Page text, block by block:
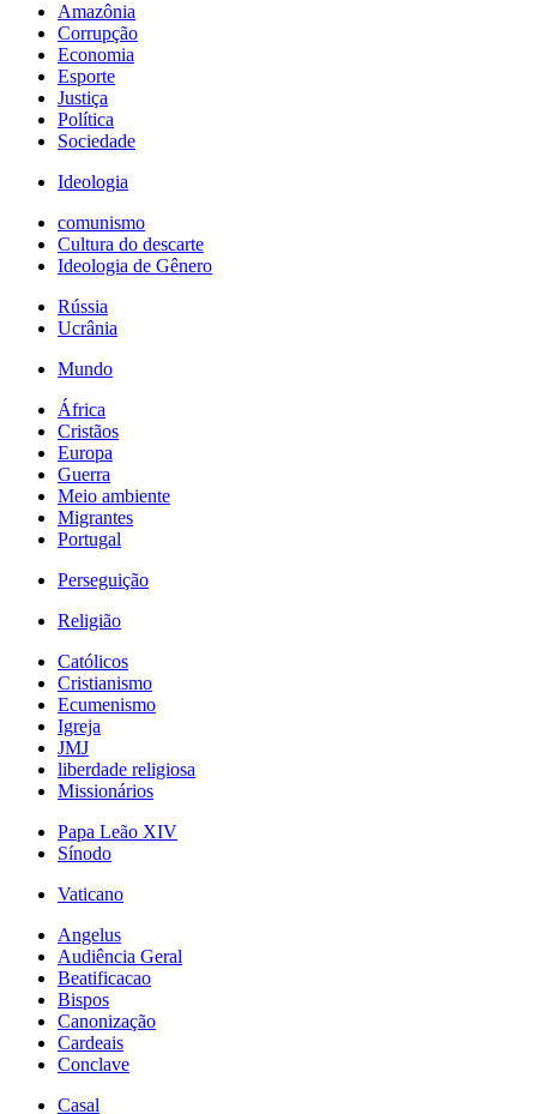
Amazônia
Corrupção
Economia
Esporte
Justiça
Política
Sociedade
Ideologia
comunismo
Cultura do descarte
Ideologia de Gênero
Rússia
Ucrânia
Mundo
África
Cristãos
Europa
Guerra
Meio ambiente
Migrantes
Portugal
Perseguição
Religião
Católicos
Cristianismo
Ecumenismo
Igreja
JMJ
liberdade religiosa
Missionários
Papa Leão XIV
Sínodo
Vaticano
Angelus
Audiência Geral
Beatificacao
Bispos
Canonização
Cardeais
Conclave
Casal